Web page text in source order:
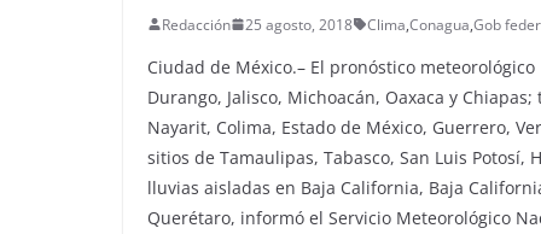
Redacción 25 agosto, 2018 Clima,Conagua,Gob
Ciudad de México.– El pronóstico
Durango, Jalisco, Michoacán, Oaxaca y
Nayarit, Colima, Estado de México, Guerrero,
sitios de Tamaulipas, Tabasco, San Luis Potosí,
lluvias aisladas en Baja California, Baja
Querétaro, informó el Servicio Meteorológico